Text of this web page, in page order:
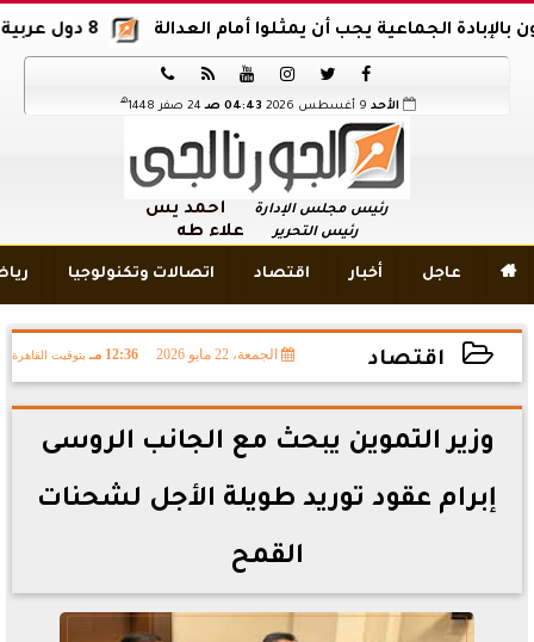
8 دول عربية وإسلامية تدين اقتحام المسجد الأقصى الجماعية يجب أن يمثلوا أمام العدالة






الأحد 04:43 صـ 24 صفر 1448 هـ
رئيس مجلس الإدارة أحمد يس
رئيس التحرير علاء طه
 عاجل أخبار اقتصاد اتصالات وتكنولوجيا
اقتصاد الجمعة، 22 مايو 2026 12:36 مـ بتوقيت القاهرة
2026-05-22 12:36:49
وزير التموين يبحث مع الجانب الروسى
إبرام عقود توريد طويلة الأجل لشحنات
القمح